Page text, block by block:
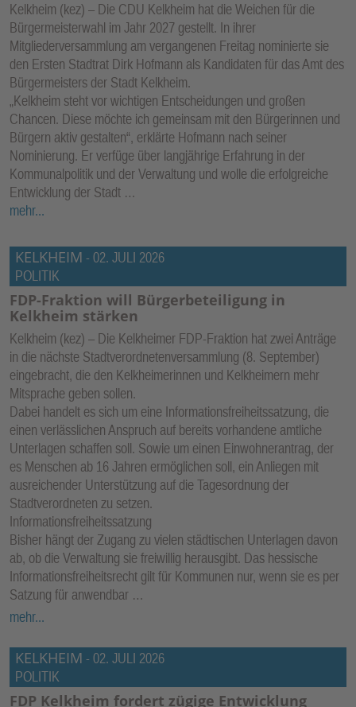
Kelkheim (kez) – Die CDU Kelkheim hat die Weichen für die
Bürgermeisterwahl im Jahr 2027 gestellt. In ihrer
Mitgliederversammlung am vergangenen Freitag nominierte sie
den Ersten Stadtrat Dirk Hofmann als Kandidaten für das Amt des
Bürgermeisters der Stadt Kelkheim.
„Kelkheim steht vor wichtigen Entscheidungen und großen
Chancen. Diese möchte ich gemeinsam mit den Bürgerinnen und
Bürgern aktiv gestalten“, erklärte Hofmann nach seiner
Nominierung. Er verfüge über langjährige Erfahrung in der
Kommunalpolitik und der Verwaltung und wolle die erfolgreiche
Entwicklung der Stadt …
mehr...
KELKHEIM - 02. JULI 2026
POLITIK
FDP-Fraktion will Bürgerbeteiligung in
Kelkheim stärken
Kelkheim (kez) – Die Kelkheimer FDP-Fraktion hat zwei Anträge
in die nächste Stadtverordnetenversammlung (8. September)
eingebracht, die den Kelkheimerinnen und Kelkheimern mehr
Mitsprache geben sollen.
Dabei handelt es sich um eine Informationsfreiheitssatzung, die
einen verlässlichen Anspruch auf bereits vorhandene amtliche
Unterlagen schaffen soll. Sowie um einen Einwohnerantrag, der
es Menschen ab 16 Jahren ermöglichen soll, ein Anliegen mit
ausreichender Unterstützung auf die Tagesordnung der
Stadtverordneten zu setzen.
Informationsfreiheitssatzung
Bisher hängt der Zugang zu vielen städtischen Unterlagen davon
ab, ob die Verwaltung sie freiwillig herausgibt. Das hessische
Informationsfreiheitsrecht gilt für Kommunen nur, wenn sie es per
Satzung für anwendbar …
mehr...
KELKHEIM - 02. JULI 2026
POLITIK
FDP Kelkheim fordert zügige Entwicklung